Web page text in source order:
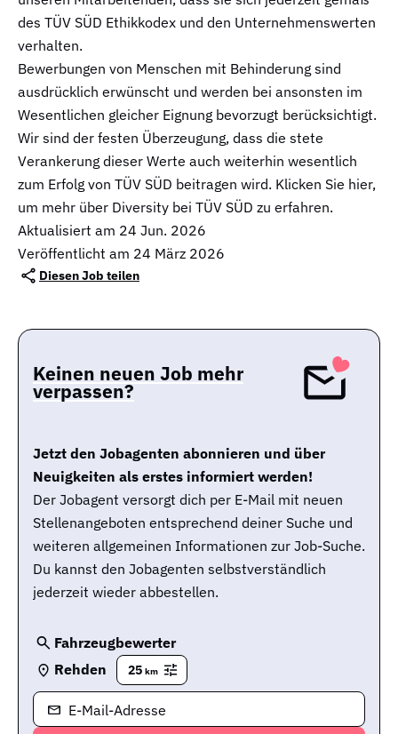
des TÜV SÜD Ethikkodex und den Unternehmenswerten
verhalten.
Bewerbungen von Menschen mit Behinderung sind
ausdrücklich erwünscht und werden bei ansonsten im
Wesentlichen gleicher Eignung bevorzugt berücksichtigt.
Wir sind der festen Überzeugung, dass die stete
Verankerung dieser Werte auch weiterhin wesentlich
zum Erfolg von TÜV SÜD beitragen wird. Klicken Sie hier,
um mehr über Diversity bei TÜV SÜD zu erfahren.
Aktualisiert am 24 Jun. 2026
Veröffentlicht am 24 März 2026
Diesen Job teilen
Keinen neuen Job mehr
verpassen?
Jetzt den Jobagenten abonnieren und über
Neuigkeiten als erstes informiert werden!
Der Jobagent versorgt dich per E-Mail mit neuen
Stellenangeboten entsprechend deiner Suche und
weiteren allgemeinen Informationen zur Job-Suche.
Du kannst den Jobagenten selbstverständlich
jederzeit wieder abbestellen.
Fahrzeugbewerter
Rehden
25 km
E-Mail-Adresse